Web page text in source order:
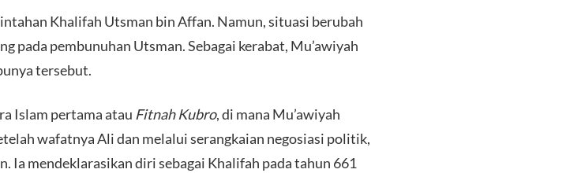
Khalifah Utsman bin Affan. Namun, situasi berubah
pada pembunuhan Utsman. Sebagai kerabat, Mu’awiyah
tersebut.
Islam pertama atau Fitnah Kubro, di mana Mu’awiyah
wafatnya Ali dan melalui serangkaian negosiasi politik,
Ia mendeklarasikan diri sebagai Khalifah pada tahun 661